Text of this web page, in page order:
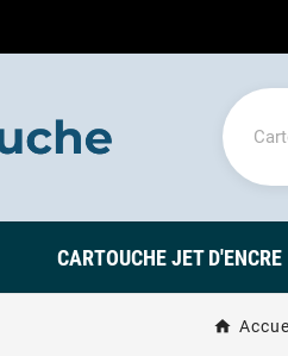
CARTOUCHE JET D'ENCRE